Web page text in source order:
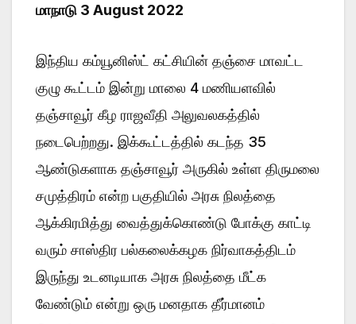
மாநாடு 3 August 2022
இந்திய கம்யூனிஸ்ட் கட்சியின் தஞ்சை மாவட்ட
குழு கூட்டம் இன்று மாலை 4 மணியளவில்
தஞ்சாவூர் கீழ ராஜவீதி அலுவலகத்தில்
நடைபெற்றது. இக்கூட்டத்தில் கடந்த 35
ஆண்டுகளாக தஞ்சாவூர் அருகில் உள்ள திருமலை
சமுத்திரம் என்ற பகுதியில் அரசு நிலத்தை
ஆக்கிரமித்து வைத்துக்கொண்டு போக்கு காட்டி
வரும் சாஸ்திர பல்கலைக்கழக நிர்வாகத்திடம்
இருந்து உடனடியாக அரசு நிலத்தை மீட்க
வேண்டும் என்று ஒரு மனதாக தீர்மானம்